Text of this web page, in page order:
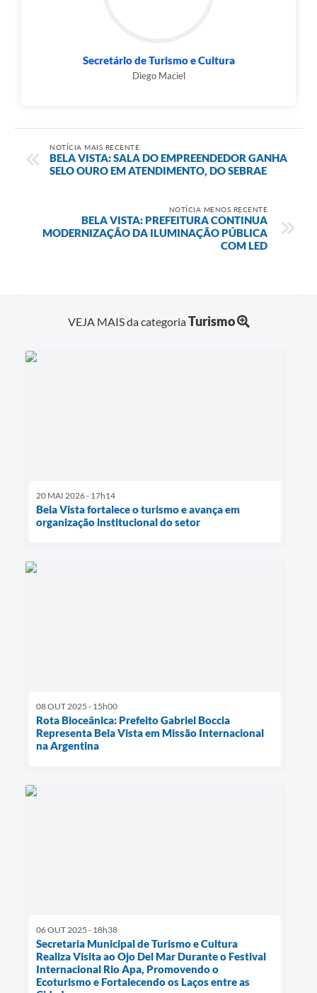
Secretário de Turismo e Cultura
Diego Maciel
NOTÍCIA MAIS RECENTE
BELA VISTA: SALA DO EMPREENDEDOR GANHA
SELO OURO EM ATENDIMENTO, DO SEBRAE
NOTÍCIA MENOS RECENTE
BELA VISTA: PREFEITURA CONTINUA
MODERNIZAÇÃO DA ILUMINAÇÃO PÚBLICA
COM LED
VEJA MAIS da categoriaTurismo
20 MAI 2026 - 17h14
Bela Vista fortalece o turismo e avança em
organização institucional do setor
08 OUT 2025 - 15h00
Rota Bioceânica: Prefeito Gabriel Boccia
Representa Bela Vista em Missão Internacional
na Argentina
06 OUT 2025 - 18h38
Secretaria Municipal de Turismo e Cultura
Realiza Visita ao Ojo Del Mar Durante o Festival
Internacional Rio Apa, Promovendo o
Ecoturismo e Fortalecendo os Laços entre as